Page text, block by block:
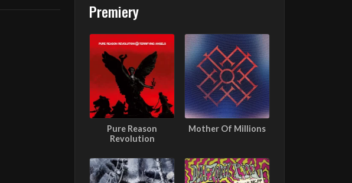
Premiery
Pure Reason
Revolution
Mother Of Millions